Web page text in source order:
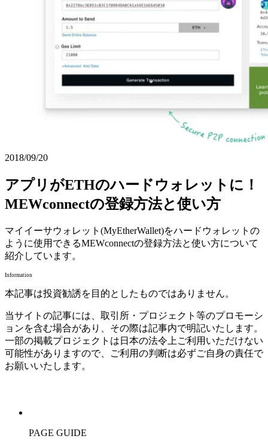
2018/09/20
アプリがETHのハードウォレットに！
MEWconnectの登録方法と使い方
マイイーサウォレット(MyEtherWallet)をハードウォレットの
ように使用できるMEWconnectの登録方法と使い方について
紹介しています。
Information
本記事は投資勧誘を目的としたものではありません。
当サイトの記事には、取引所・プロジェクト等のプロモーシ
ョンを含む場合があり、その際は記事内で明記いたします。
一部の掲載プロジェクトは日本の法令上ご利用いただけない
可能性がありますので、ご利用の判断は必ずご自身の責任で
お願いいたします。
PAGE GUIDE